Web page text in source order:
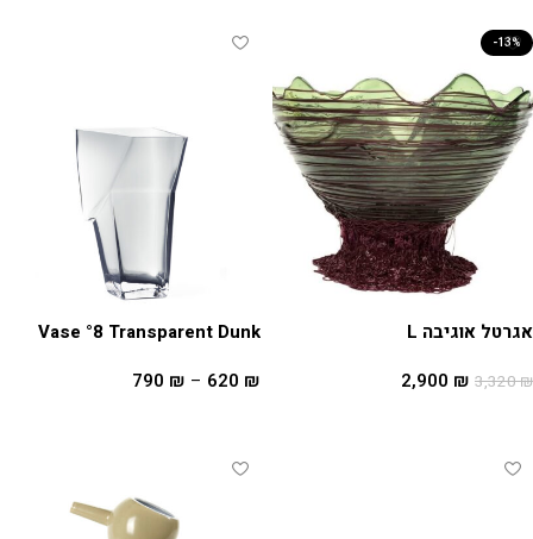
-13%
אגרטל אוגיבה L
3,320₪
2,900 ₪
Vase °8 Transparent Dunk
620 ₪
–
790 ₪